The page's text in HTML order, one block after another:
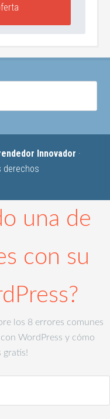
Innovador ·
derechos
una de
con su
los 8 errores comunes
WordPress y cómo
gratis!